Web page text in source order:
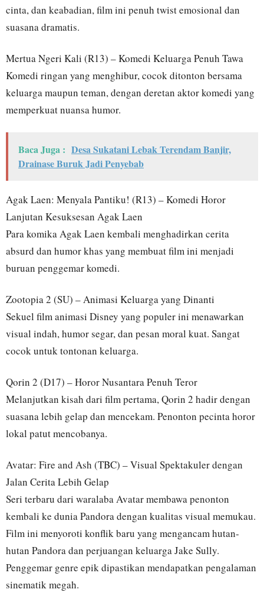
cinta, dan keabadian, film ini penuh twist emosional dan
suasana dramatis.
Mertua Ngeri Kali (R13) – Komedi Keluarga Penuh Tawa
Komedi ringan yang menghibur, cocok ditonton bersama
keluarga maupun teman, dengan deretan aktor komedi yang
memperkuat nuansa humor.
Baca Juga : Desa Sukatani Lebak Terendam Banjir,
Drainase Buruk Jadi Penyebab
Agak Laen: Menyala Pantiku! (R13) – Komedi Horor
Lanjutan Kesuksesan Agak Laen
Para komika Agak Laen kembali menghadirkan cerita
absurd dan humor khas yang membuat film ini menjadi
buruan penggemar komedi.
Zootopia 2 (SU) – Animasi Keluarga yang Dinanti
Sekuel film animasi Disney yang populer ini menawarkan
visual indah, humor segar, dan pesan moral kuat. Sangat
cocok untuk tontonan keluarga.
Qorin 2 (D17) – Horor Nusantara Penuh Teror
Melanjutkan kisah dari film pertama, Qorin 2 hadir dengan
suasana lebih gelap dan mencekam. Penonton pecinta horor
lokal patut mencobanya.
Avatar: Fire and Ash (TBC) – Visual Spektakuler dengan
Jalan Cerita Lebih Gelap
Seri terbaru dari waralaba Avatar membawa penonton
kembali ke dunia Pandora dengan kualitas visual memukau.
Film ini menyoroti konflik baru yang mengancam hutan-
hutan Pandora dan perjuangan keluarga Jake Sully.
Penggemar genre epik dipastikan mendapatkan pengalaman
sinematik megah.